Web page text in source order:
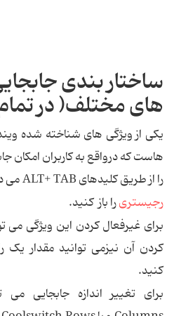
ساختار بندی
های مختلف( در
یکی از ویژگی های شناخته شده
هاست که درواقع به کاربران امکان
را از طریق کلیدهای ALT+ TAB می دهد.
رجیستریرا باز کنید.
برای غیرفعال کردن این ویژگی می
کنید.